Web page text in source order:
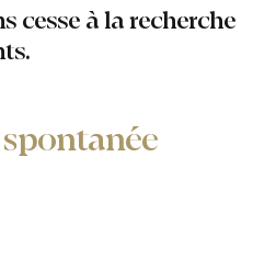
cesse à la recherche